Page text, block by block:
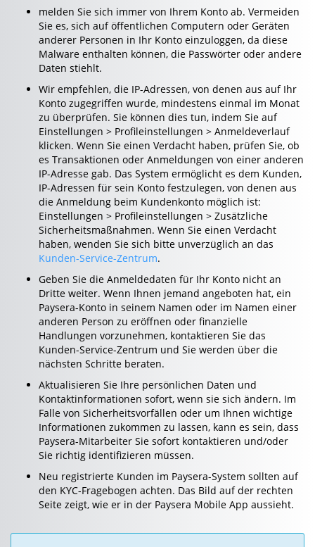
melden Sie sich immer von Ihrem Konto ab. Vermeiden
Sie es, sich auf öffentlichen Computern oder Geräten
anderer Personen in Ihr Konto einzuloggen, da diese
Malware enthalten können, die Passwörter oder andere
Daten stiehlt.
Wir empfehlen, die IP-Adressen, von denen aus auf Ihr
Konto zugegriffen wurde, mindestens einmal im Monat
zu überprüfen. Sie können dies tun, indem Sie auf
Einstellungen > Profileinstellungen > Anmeldeverlauf
klicken. Wenn Sie einen Verdacht haben, prüfen Sie, ob
es Transaktionen oder Anmeldungen von einer anderen
IP-Adresse gab. Das System ermöglicht es dem Kunden,
IP-Adressen für sein Konto festzulegen, von denen aus
die Anmeldung beim Kundenkonto möglich ist:
Einstellungen > Profileinstellungen > Zusätzliche
Sicherheitsmaßnahmen. Wenn Sie einen Verdacht
haben, wenden Sie sich bitte unverzüglich an das
Kunden-Service-Zentrum.
Geben Sie die Anmeldedaten für Ihr Konto nicht an
Dritte weiter. Wenn Ihnen jemand angeboten hat, ein
Paysera-Konto in seinem Namen oder im Namen einer
anderen Person zu eröffnen oder finanzielle
Handlungen vorzunehmen, kontaktieren Sie das
Kunden-Service-Zentrum und Sie werden über die
nächsten Schritte beraten.
Aktualisieren Sie Ihre persönlichen Daten und
Kontaktinformationen sofort, wenn sie sich ändern. Im
Falle von Sicherheitsvorfällen oder um Ihnen wichtige
Informationen zukommen zu lassen, kann es sein, dass
Paysera-Mitarbeiter Sie sofort kontaktieren und/oder
Sie richtig identifizieren müssen.
Neu registrierte Kunden im Paysera-System sollten auf
den KYC-Fragebogen achten. Das Bild auf der rechten
Seite zeigt, wie er in der Paysera Mobile App aussieht.